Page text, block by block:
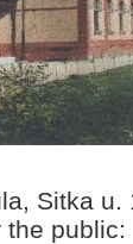
Sitka u.
the public: